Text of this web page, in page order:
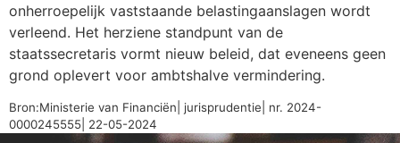
onherroepelijk vaststaande belastingaanslagen wordt
verleend. Het herziene standpunt van de
staatssecretaris vormt nieuw beleid, dat eveneens geen
grond oplevert voor ambtshalve vermindering.
Bron:Ministerie van Financiën| jurisprudentie| nr. 2024-
0000245555| 22-05-2024